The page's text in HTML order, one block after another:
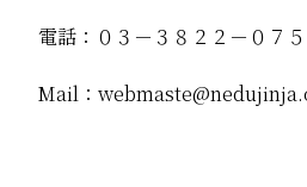
電話：０３－３８２２－０７５
Mail：